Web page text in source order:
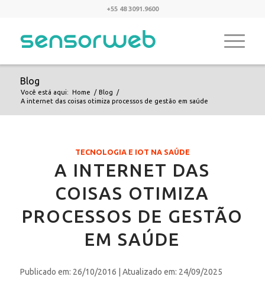
+55 48 3091.9600
Blog
Você está aqui: Home / Blog
/
A internet das coisas otimiza processos de gestão em saúde
TECNOLOGIA E IOT NA SAÚDE
A INTERNET DAS
COISAS OTIMIZA
PROCESSOS DE GESTÃO
EM SAÚDE
Publicado em: 26/10/2016 | Atualizado em: 24/09/2025